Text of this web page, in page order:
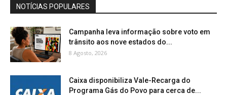
NOTÍCIAS POPULARES
Campanha leva informação sobre voto em
trânsito aos nove estados do...
8 Agosto, 2026
Caixa disponibiliza Vale-Recarga do
Programa Gás do Povo para cerca de...